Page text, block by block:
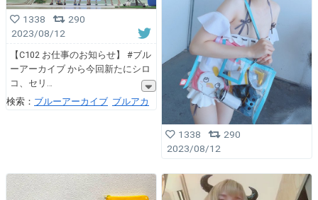
1338
290
2023/08/12
【C102 お仕事のお知らせ】 #ブル
ーアーカイブ から今回新たにシロ
コ、セリ
検索： ブルーアーカイブ ブルアカ
1338
290
2023/08/12